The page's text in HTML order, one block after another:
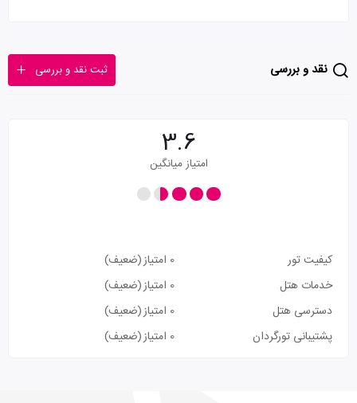
نقد و بررسی ثبت نقد و بررسی
3.6
امتیاز میانگین
کیفیت تور 0 امتیاز
(ضعیف)
خدمات هتل
0 امتیاز
(ضعیف)
دسترسی هتل
0 امتیاز
(ضعیف)
پشتیبانی تورگردان
0 امتیاز (ضعیف)